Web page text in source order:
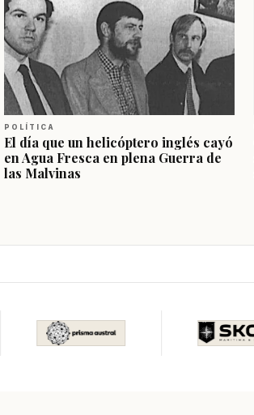
POLÍTICA
El día que un helicóptero inglés cayó
en Agua Fresca en plena Guerra de
las Malvinas